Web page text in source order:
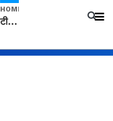
HOME
टीम बीकेई ने एग्रीकल्चर ग्रेड की यूरिया खाद गट्टों में बदलकर टेक्निकल ग्रेड में बेचने वालों पर करवाई कार्रवाई: लखविंदर सिंह औलख